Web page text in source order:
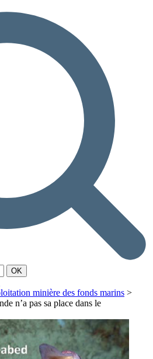
minière des fonds marins >
n’a pas sa place dans le